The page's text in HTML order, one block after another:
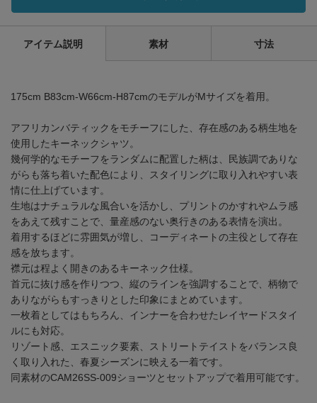
アイテム説明 素材 寸法
175cm B83cm-W66cm-H87cmのモデルがMサイズを着用。
アフリカンバティックをモチーフにした、存在感のある柄生地を
使用したキーネックシャツ。
幾何学的なモチーフをランダムに配置した柄は、民族調でありな
がらも落ち着いた配色により、スタイリングに取り入れやすい表
情に仕上げています。
生地はナチュラルな風合いを活かし、プリントのかすれやムラ感
をあえて残すことで、量産感のない奥行きのある表情を演出。
着用するほどに雰囲気が増し、コーディネートの主役として存在
感を放ちます。
襟元は程よく開きのあるキーネック仕様。
首元に抜け感を作りつつ、縦のラインを強調することで、柄物で
ありながらもすっきりとした印象にまとめています。
一枚着としてはもちろん、インナーを合わせたレイヤードスタイ
ルにも対応。
リゾート感、エスニック要素、ストリートテイストをバランス良
く取り入れた、春夏シーズンに映える一着です。
同素材のCAM26SS-009ショーツとセットアップで着用可能です。